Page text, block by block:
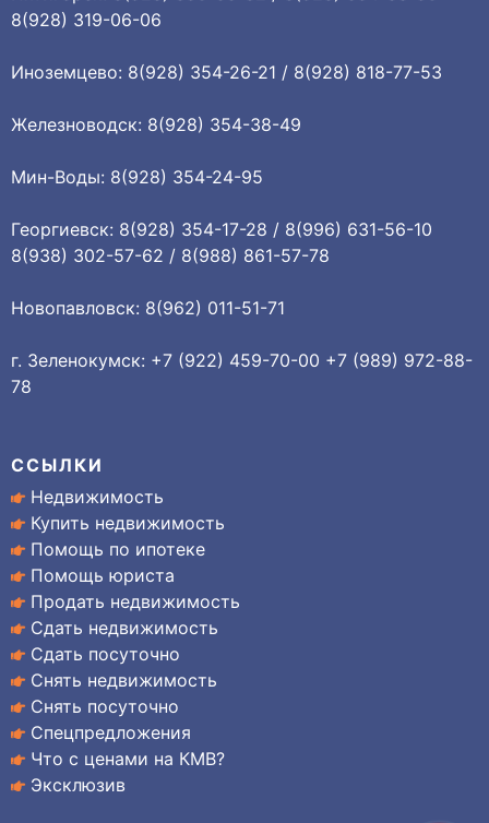
8(928) 319-06-06
Иноземцево: 8(928) 354-26-21 / 8(928) 818-77-53
Железноводск: 8(928) 354-38-49
Мин-Воды: 8(928) 354-24-95
Георгиевск: 8(928) 354-17-28 / 8(996) 631-56-10
8(938) 302-57-62 / 8(988) 861-57-78
Новопавловск: 8(962) 011-51-71
г. Зеленокумск: +7 (922) 459-70-00 +7 (989) 972-88-
78
ССЫЛКИ
Недвижимость
Купить недвижимость
Помощь по ипотеке
Помощь юриста
Продать недвижимость
Сдать недвижимость
Сдать посуточно
Снять недвижимость
Снять посуточно
Спецпредложения
Что с ценами на КМВ?
Эксклюзив